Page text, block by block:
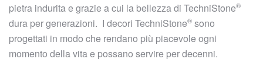
pietra indurita e grazie a cui la bellezza di TechniStone®
dura per generazioni. I decori TechniStone® sono
progettati in modo che rendano più piacevole ogni
momento della vita e possano servire per decenni.